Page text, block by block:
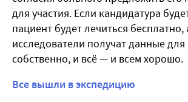
для участия. Если кандидатура
пациент будет лечиться бесплатно,
исследователи получат данные для
собственно, и всё — и всем хорошо.
Все вышли в экспедицию